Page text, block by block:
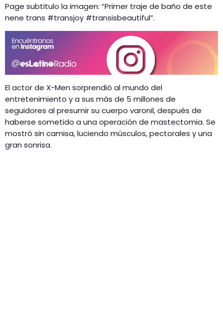
Page subtitulo la imagen: “Primer traje de baño de este
nene trans #transjoy #transisbeautiful”.
El actor de X-Men sorprendió al mundo del
entretenimiento y a sus más de 5 millones de
seguidores al presumir su cuerpo varonil, después de
haberse sometido a una operación de mastectomia. Se
mostró sin camisa, luciendo músculos, pectorales y una
gran sonrisa.